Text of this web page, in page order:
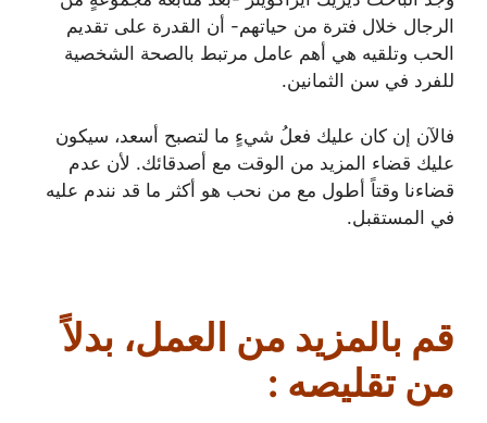
الرجال خلال فترة من حياتهم- أن القدرة على تقديم
الحب وتلقيه هي أهم عامل مرتبط بالصحة الشخصية
للفرد في سن الثمانين.
فالآن إن كان عليك فعلُ شيءٍ ما لتصبح أسعد، سيكون
عليك قضاء المزيد من الوقت مع أصدقائك. لأن عدم
قضاءنا وقتاً أطول مع من نحب هو أكثر ما قد نندم عليه
في المستقبل.
قم بالمزيد من العمل، بدلاً
من تقليصه :